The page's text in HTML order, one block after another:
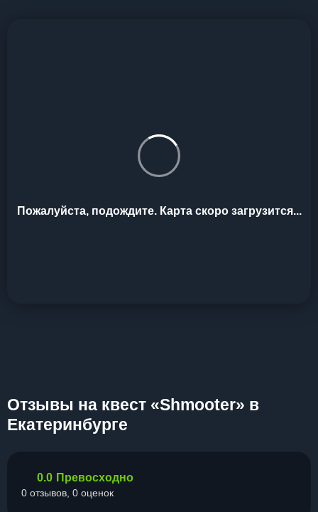
Пожалуйста, подождите. Карта скоро загрузится...
Отзывы на квест «Shmooter» в
Екатеринбурге
0.0 Превосходно
0 отзывов, 0 оценок